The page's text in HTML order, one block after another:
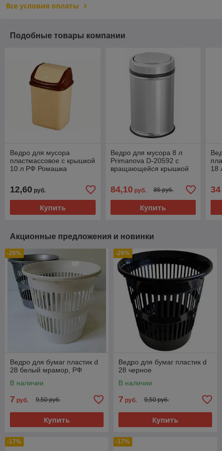
Все условия оплаты
Подобные товары компании
Ведро для мусора
пластмассовое с крышкой
10 л РФ Ромашка
12,60 руб.
Купить
Ведро для мусора 8 л
Primanova D-20592 с
вращающейся крышкой
84,10 руб. 86 руб.
Купить
18
34
Акционные предложения и новинки
-26%
Ведро для бумаг пластик d
28 белый мрамор, РФ
В наличии
7 руб. 9,50 руб.
Купить
-26%
Ведро для бумаг пластик d
28 черное
В наличии
7 руб. 9,50 руб.
Купить
-17% -17%